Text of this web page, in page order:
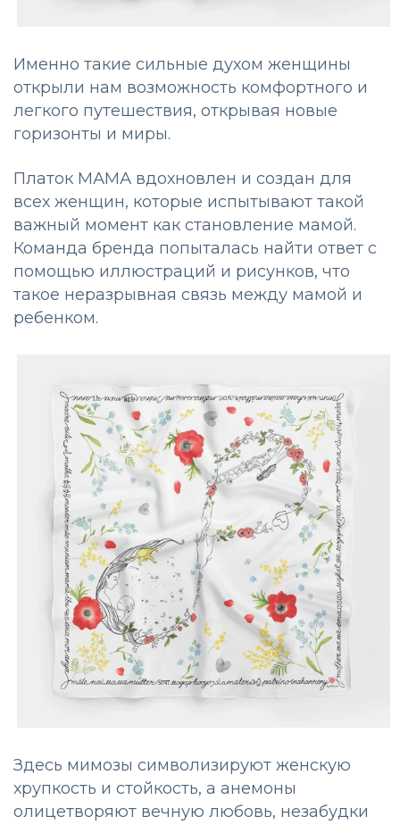
Именно такие сильные духом женщины
открыли нам возможность комфортного и
легкого путешествия, открывая новые
горизонты и миры.
Платок МАМА вдохновлен и создан для
всех женщин, которые испытывают такой
важный момент как становление мамой.
Команда бренда попыталась найти ответ с
помощью иллюстраций и рисунков, что
такое неразрывная связь между мамой и
ребенком.
Здесь мимозы символизируют женскую
хрупкость и стойкость, а анемоны
олицетворяют вечную любовь, незабудки